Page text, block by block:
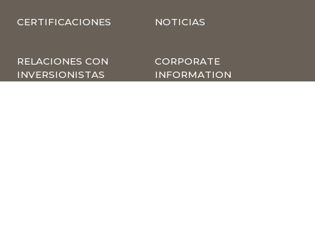
CERTIFICACIONES NOTICIAS
RELACIONES CON
INVERSIONISTAS
CORPORATE
INFORMATION